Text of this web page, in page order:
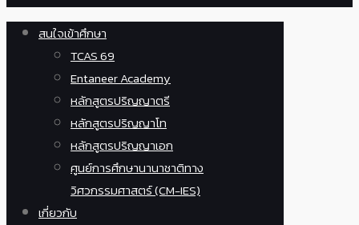
สนใจเข้าศึกษา
TCAS 69
Entaneer Academy
หลักสูตรปริญญาตรี
หลักสูตรปริญญาโท
หลักสูตรปริญญาเอก
ศูนย์การศึกษานานาชาติทาง
วิศวกรรมศาสตร์ (CM-IES)
เกี่ยวกับ